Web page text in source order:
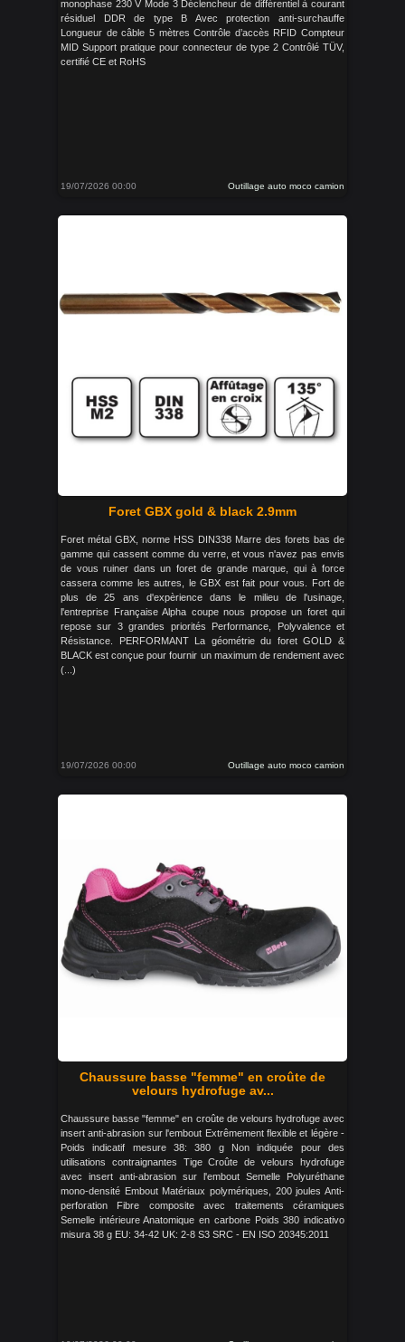
monophase 230 V Mode 3 Déclencheur de différentiel à courant
résiduel DDR de type B Avec protection anti-surchauffe
Longueur de câble 5 mètres Contrôle d’accès RFID Compteur
MID Support pratique pour connecteur de type 2 Contrôlé TÜV,
certifié CE et RoHS
19/07/2026 00:00 Outillage auto moco camion
Foret GBX gold & black 2.9mm
Foret métal GBX, norme HSS DIN338 Marre des forets bas de
gamme qui cassent comme du verre, et vous n'avez pas envis
de vous ruiner dans un foret de grande marque, qui à force
cassera comme les autres, le GBX est fait pour vous. Fort de
plus de 25 ans d'expèrience dans le milieu de l'usinage,
l'entreprise Française Alpha coupe nous propose un foret qui
repose sur 3 grandes priorités Performance, Polyvalence et
Résistance. PERFORMANT La géométrie du foret GOLD &
BLACK est conçue pour fournir un maximum de rendement avec
(...)
19/07/2026 00:00 Outillage auto moco camion
Chaussure basse "femme" en croûte de
velours hydrofuge av...
Chaussure basse "femme" en croûte de velours hydrofuge avec
insert anti-abrasion sur l'embout Extrêmement flexible et légère -
Poids indicatif mesure 38: 380 g Non indiquée pour des
utilisations contraignantes Tige Croûte de velours hydrofuge
avec insert anti-abrasion sur l'embout Semelle Polyuréthane
mono-densité Embout Matériaux polymériques, 200 joules Anti-
perforation Fibre composite avec traitements céramiques
Semelle intérieure Anatomique en carbone Poids 380 indicativo
misura 38 g EU: 34-42 UK: 2-8 S3 SRC - EN ISO 20345:2011